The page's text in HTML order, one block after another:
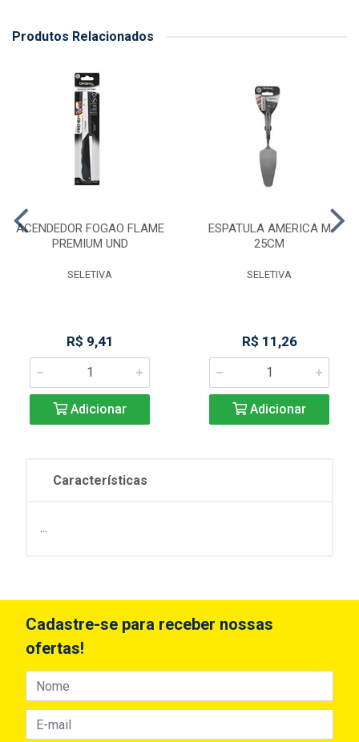
Produtos Relacionados
ACENDEDOR FOGAO FLAME
PREMIUM UND
SELETIVA
R$ 9,41
Adicionar
ESPATULA AMERICA M
25CM
SELETIVA
R$ 11,26
Adicionar
Características
...
Cadastre-se para receber nossas
ofertas!